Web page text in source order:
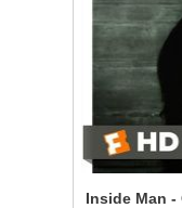
Inside Man